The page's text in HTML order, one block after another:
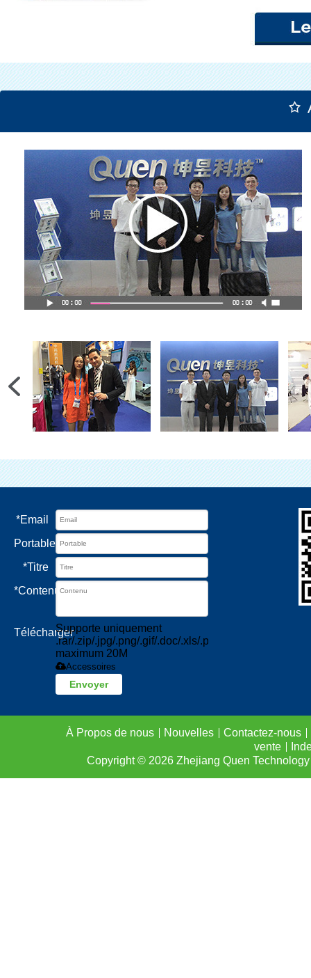
*Email
Portable
*Titre
*Contenu
TéléchargerSupporte uniquement
.rar/.zip/.jpg/.png/.gif/.doc/.xls/.pdf,
maximum 20M
Accessoires
Envoyer
À Propos de nous Nouvelles
Contactez-nous
vente
Copyright © 2026 Zhejiang Quen